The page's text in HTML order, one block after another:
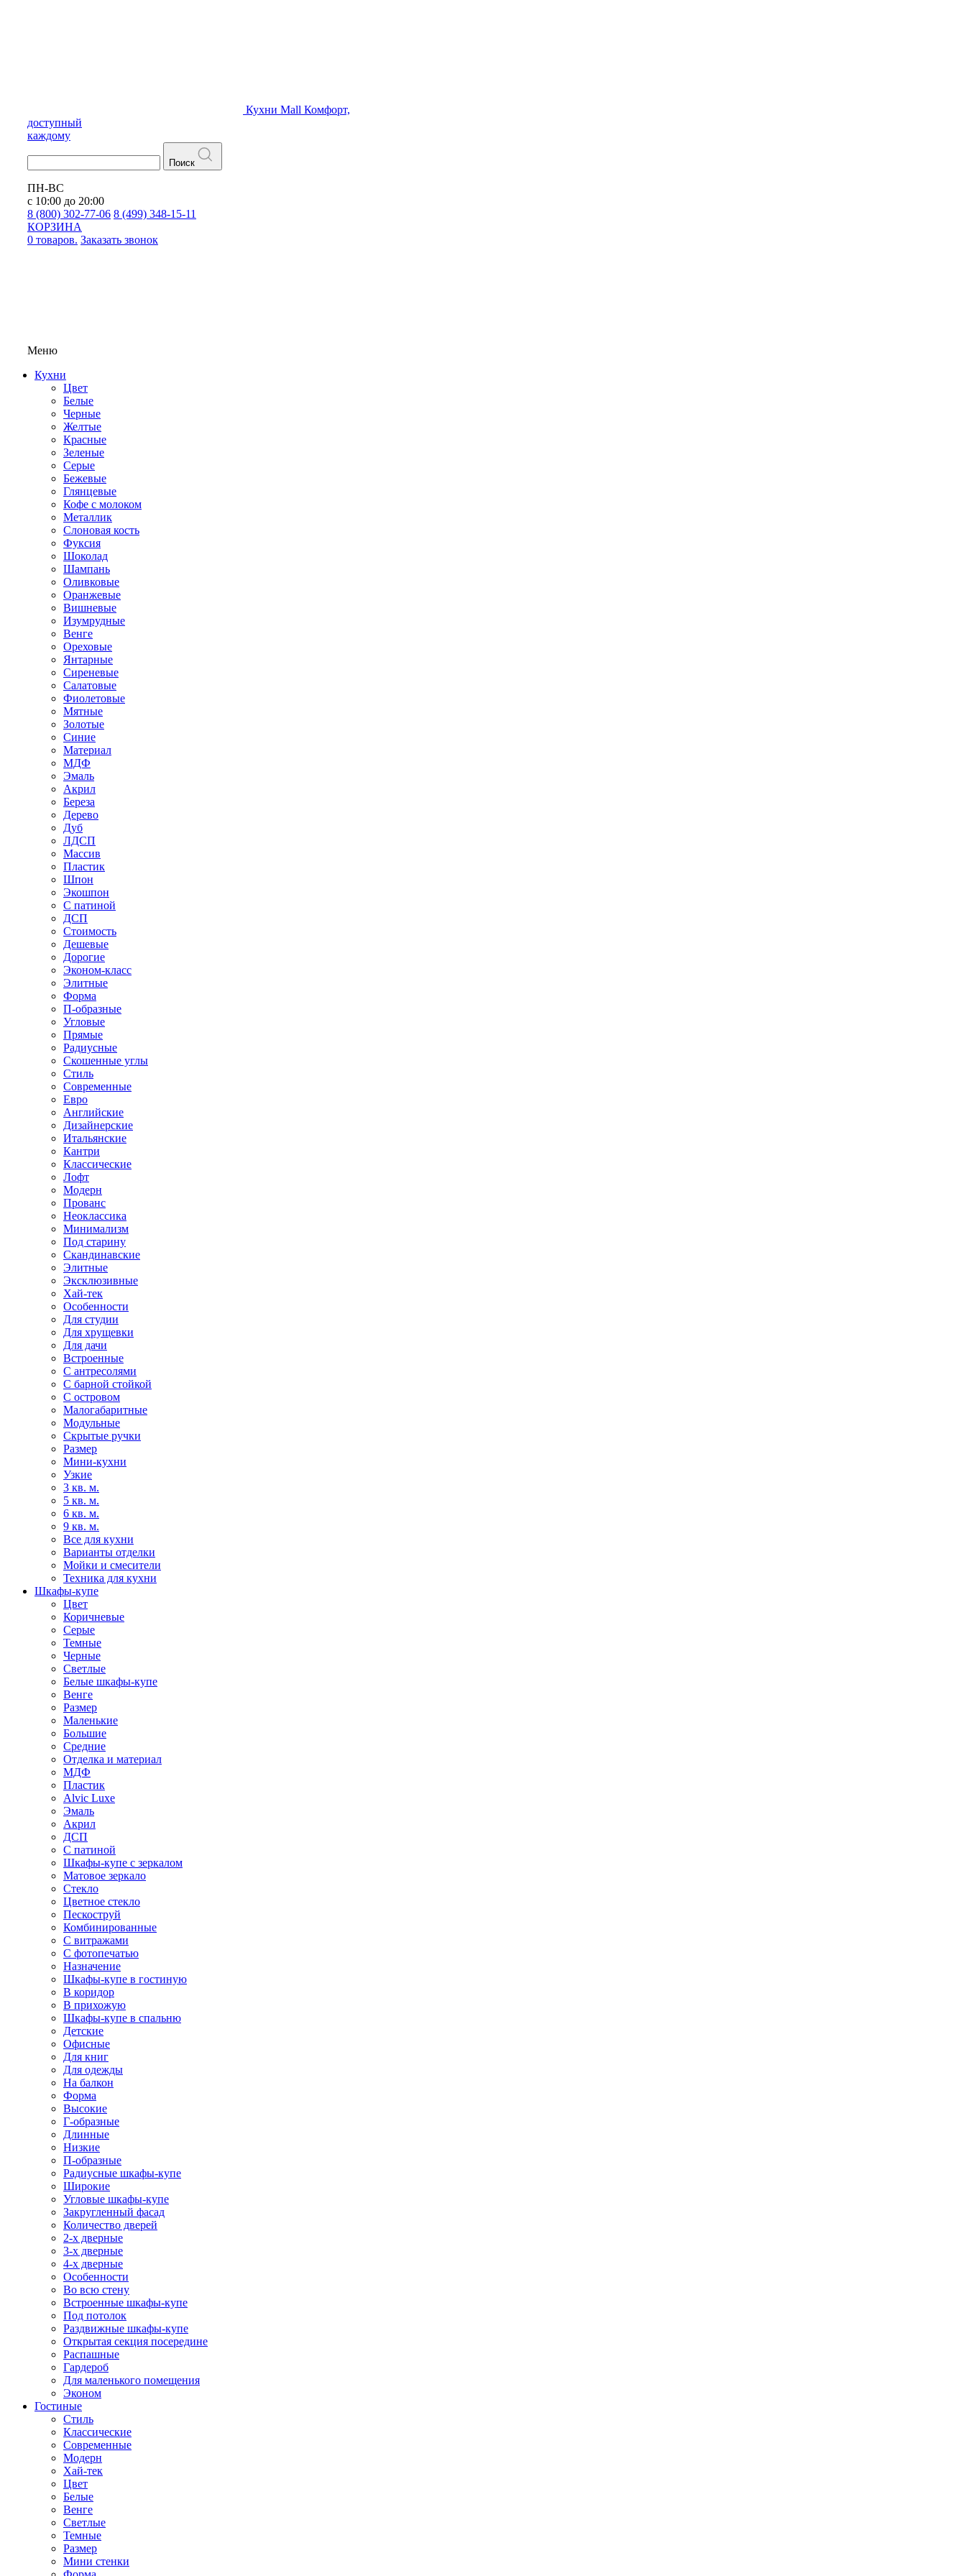
Кухни Mall Комфорт,
доступный
каждому
Поиск
ПН-ВС
с 10:00 до 20:00
8 (800) 302-77-06 8 (499) 348-15-11
КОРЗИНА
0 товаров. Заказать звонок
Меню
Кухни
Цвет
Белые
Черные
Желтые
Красные
Зеленые
Серые
Бежевые
Глянцевые
Кофе с молоком
Металлик
Слоновая кость
Фуксия
Шоколад
Шампань
Оливковые
Оранжевые
Вишневые
Изумрудные
Венге
Ореховые
Янтарные
Сиреневые
Салатовые
Фиолетовые
Мятные
Золотые
Синие
Материал
МДФ
Эмаль
Акрил
Береза
Дерево
Дуб
ЛДСП
Массив
Пластик
Шпон
Экошпон
С патиной
ДСП
Стоимость
Дешевые
Дорогие
Эконом-класс
Элитные
Форма
П-образные
Угловые
Прямые
Радиусные
Скошенные углы
Стиль
Современные
Евро
Английские
Дизайнерские
Итальянские
Кантри
Классические
Лофт
Модерн
Прованс
Неоклассика
Минимализм
Под старину
Скандинавские
Элитные
Эксклюзивные
Хай-тек
Особенности
Для студии
Для хрущевки
Для дачи
Встроенные
С антресолями
С барной стойкой
С островом
Малогабаритные
Модульные
Скрытые ручки
Размер
Мини-кухни
Узкие
3 кв. м.
5 кв. м.
6 кв. м.
9 кв. м.
Все для кухни
Варианты отделки
Мойки и смесители
Техника для кухни
Шкафы-купе
Цвет
Коричневые
Серые
Темные
Черные
Светлые
Белые шкафы-купе
Венге
Размер
Маленькие
Большие
Средние
Отделка и материал
МДФ
Пластик
Alvic Luxe
Эмаль
Акрил
ДСП
С патиной
Шкафы-купе с зеркалом
Матовое зеркало
Стекло
Цветное стекло
Пескоструй
Комбинированные
С витражами
С фотопечатью
Назначение
Шкафы-купе в гостиную
В коридор
В прихожую
Шкафы-купе в спальню
Детские
Офисные
Для книг
Для одежды
На балкон
Форма
Высокие
Г-образные
Длинные
Низкие
П-образные
Радиусные шкафы-купе
Широкие
Угловые шкафы-купе
Закругленный фасад
Количество дверей
2-х дверные
3-х дверные
4-х дверные
Особенности
Во всю стену
Встроенные шкафы-купе
Под потолок
Раздвижные шкафы-купе
Открытая секция посередине
Распашные
Гардероб
Для маленького помещения
Эконом
Гостиные
Стиль
Классические
Современные
Модерн
Хай-тек
Цвет
Белые
Венге
Светлые
Темные
Размер
Мини стенки